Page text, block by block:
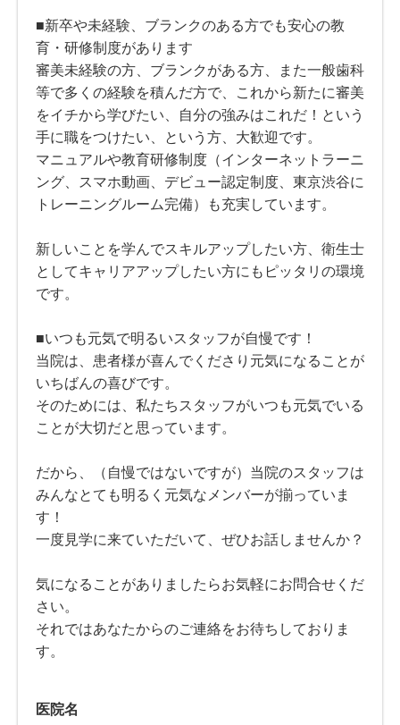
■新卒や未経験、ブランクのある方でも安心の教
育・研修制度があります
審美未経験の方、ブランクがある方、また一般歯科
等で多くの経験を積んだ方で、これから新たに審美
をイチから学びたい、自分の強みはこれだ！という
手に職をつけたい、という方、大歓迎です。
マニュアルや教育研修制度（インターネットラーニ
ング、スマホ動画、デビュー認定制度、東京渋谷に
トレーニングルーム完備）も充実しています。
新しいことを学んでスキルアップしたい方、衛生士
としてキャリアアップしたい方にもピッタリの環境
です。
■いつも元気で明るいスタッフが自慢です！
当院は、患者様が喜んでくださり元気になることが
いちばんの喜びです。
そのためには、私たちスタッフがいつも元気でいる
ことが大切だと思っています。
だから、（自慢ではないですが）当院のスタッフは
みんなとても明るく元気なメンバーが揃っていま
す！
一度見学に来ていただいて、ぜひお話しませんか？
気になることがありましたらお気軽にお問合せくだ
さい。
それではあなたからのご連絡をお待ちしておりま
す。
医院名